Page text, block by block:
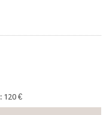
120 €